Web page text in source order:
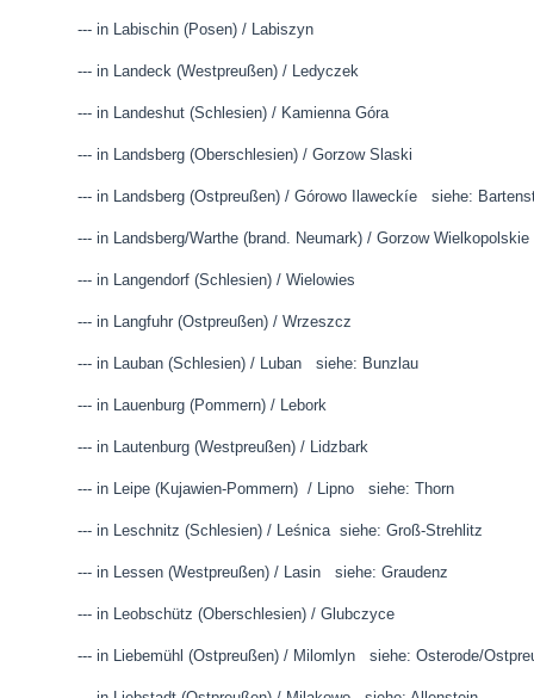
--- in Labischin (Posen) / Labiszyn
--- in Landeck (Westpreußen) / Ledyczek
--- in Landeshut (Schlesien) / Kamienna Góra
--- in Landsberg (Oberschlesien) / Gorzow Slaski
--- in Landsberg (Ostpreußen) / Górowo Ilaweckíe siehe:
--- in Landsberg/Warthe (brand. Neumark) / Gorzow
--- in Langendorf (Schlesien) / Wielowies
--- in Langfuhr (Ostpreußen) / Wrzeszcz
--- in Lauban (Schlesien) / Luban siehe: Bunzlau
--- in Lauenburg (Pommern) / Lebork
--- in Lautenburg (Westpreußen) / Lidzbark
--- in Leipe (Kujawien-Pommern) / Lipno siehe: Thorn
--- in Leschnitz (Schlesien) / Leśnica siehe: Groß-Strehlitz
--- in Lessen (Westpreußen) / Lasin siehe: Graudenz
--- in Leobschütz (Oberschlesien) / Glubczyce
--- in Liebemühl (Ostpreußen) / Milomlyn siehe: Osterode/